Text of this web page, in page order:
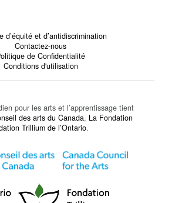
d’équité et d’antidiscrimination
Contactez-nous
de Confidentialité
Conditions d'utilisation
pour les arts et l’apprentissage tient
des arts du Canada, La Fondation
Trillium de l’Ontario.